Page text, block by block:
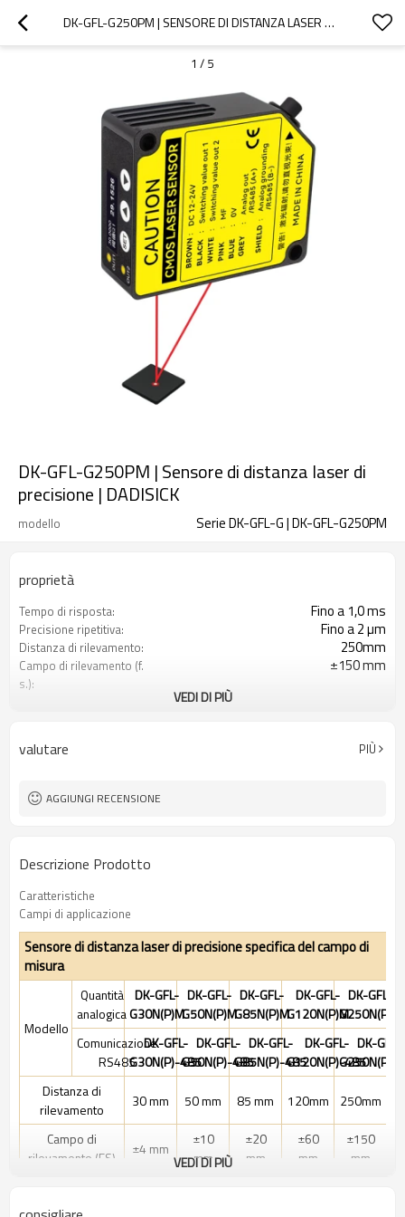
DK-GFL-G250PM | SENSORE DI DISTANZA LASER DI PRECISIONE | DADISICK
1 / 5
DK-GFL-G250PM | Sensore di distanza laser di
precisione | DADISICK
modello Serie DK-GFL-G | DK-GFL-G250PM
proprietà
Tempo di risposta: Fino a 1,0 ms
Precisione ripetitiva: Fino a 2 µm
Distanza di rilevamento: 250mm
Campo di rilevamento (f.
s.):
±150 mm
Analogico/PNP
VEDI DI PIÙ
valutare PIÙ
AGGIUNGI RECENSIONE
Descrizione Prodotto
Caratteristiche
Campi di applicazione
Sensore di distanza laser di precisione specifica del campo di
misura
Modello
Quantità
analogica
DK-GFL-
G30N(P)M
DK-GFL-
G50N(P)M
DK-GFL-
G85N(P)M
DK-GFL-
G120N(P)M
DK-GFL-
G250N(P)M
Comunicazione
RS485
DK-GFL-
G30N(P)-485
DK-GFL-
G50N(P)-485
DK-GFL-
G85N(P)-485
DK-GFL-
G120N(P)-485
DK-GFL-
G250N(P)-
Distanza di
rilevamento
30 mm 50 mm 85 mm 120mm 250mm
Campo di
rilevamento (FS)
±4 mm
±10
mm
±20
mm
±60
mm
±150
mm
illuminante
VEDI DI PIÙ